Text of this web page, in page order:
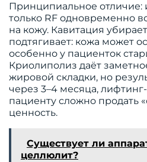
Принципиальное отличие:
только RF одновременно
на кожу. Кавитация
подтягивает: кожа может
особенно у пациенток
Криолиполиз даёт
жировой складки, но
через 3–4 месяца,
пациенту сложно продать
ценность.
Существует ли
целлюлит?